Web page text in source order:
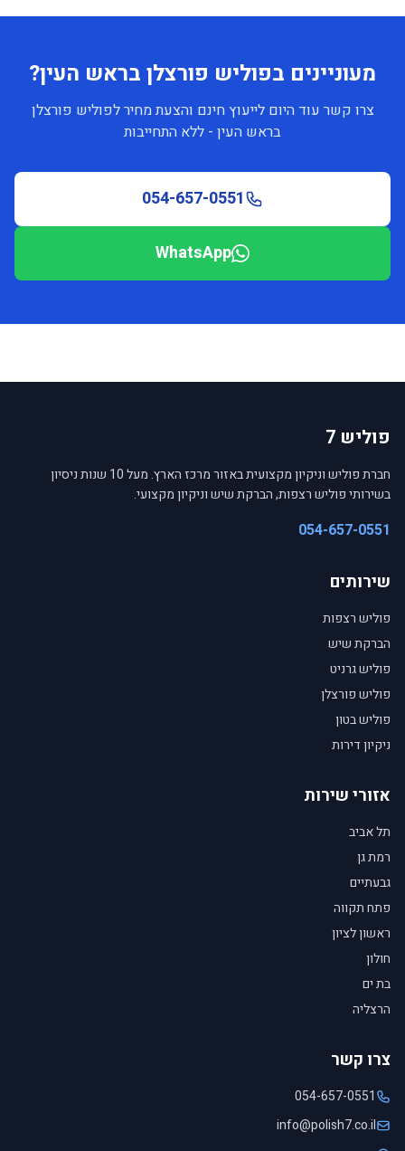
מעוניינים בפוליש פורצלן בראש העין?
צרו קשר עוד היום לייעוץ חינם והצעת מחיר לפוליש פורצלן
בראש העין - ללא התחייבות
054-657-0551
WhatsApp
פוליש 7
חברת פוליש וניקיון מקצועית באזור מרכז הארץ. מעל 10 שנות ניסיון
בשירותי פוליש רצפות, הברקת שיש וניקיון מקצועי.
054-657-0551
שירותים
פוליש רצפות
הברקת שיש
פוליש גרניט
פוליש פורצלן
פוליש בטון
ניקיון דירות
אזורי שירות
תל אביב
רמת גן
גבעתיים
פתח תקווה
ראשון לציון
חולון
בת ים
הרצליה
צרו קשר
054-657-0551
info@polish7.co.il